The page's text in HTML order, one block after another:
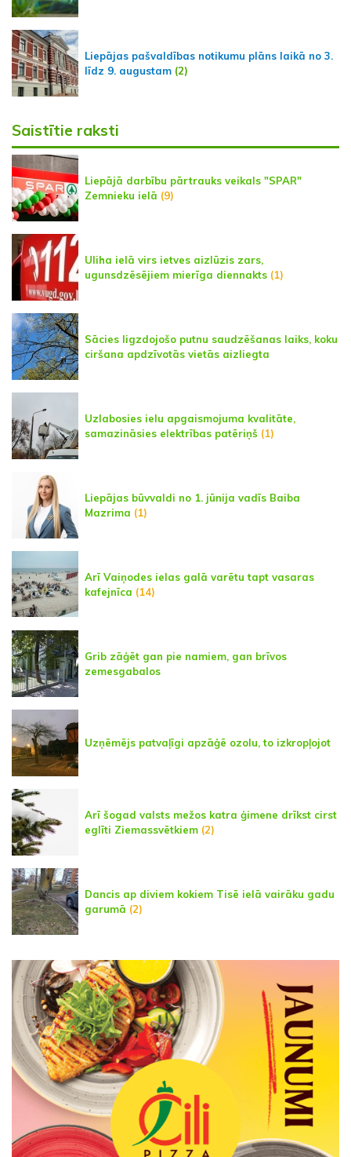
Liepājas pašvaldības notikumu plāns laikā no 3.
līdz 9. augustam (2)
Saistītie raksti
Liepājā darbību pārtrauks veikals "SPAR"
Zemnieku ielā (9)
Uliha ielā virs ietves aizlūzis zars,
ugunsdzēsējiem mierīga diennakts (1)
Sācies ligzdojošo putnu saudzēšanas laiks, koku
ciršana apdzīvotās vietās aizliegta
Uzlabosies ielu apgaismojuma kvalitāte,
samazināsies elektrības patēriņš (1)
Liepājas būvvaldi no 1. jūnija vadīs Baiba
Mazrima (1)
Arī Vaiņodes ielas galā varētu tapt vasaras
kafejnīca (14)
Grib zāģēt gan pie namiem, gan brīvos
zemesgabalos
Uzņēmējs patvaļīgi apzāģē ozolu, to izkropļojot
Arī šogad valsts mežos katra ģimene drīkst cirst
eglīti Ziemassvētkiem (2)
Dancis ap diviem kokiem Tisē ielā vairāku gadu
garumā (2)